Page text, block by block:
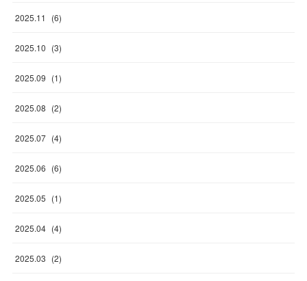
2025.11 (6)
2025.10 (3)
2025.09 (1)
2025.08 (2)
2025.07 (4)
2025.06 (6)
2025.05 (1)
2025.04 (4)
2025.03 (2)